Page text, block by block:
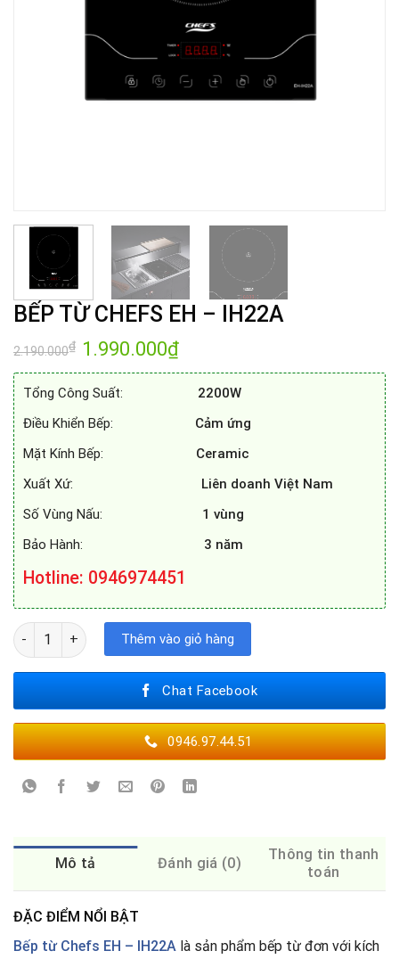
BẾP TỪ CHEFS EH – IH22A
2.190.000₫ Giá
gốc
là:
2.190.000₫.
1.990.000₫Giá
tại
1.990.000₫.
Tổng Công Suất:
2200W
Điều Khiển Bếp: Cảm ứng
Mặt Kính Bếp: Ceramic
Xuất Xứ:
Liên doanh Việt Nam
Số Vùng Nấu: 1 vùng
Bảo Hành: 3 năm
Hotline: 0946974451
BẾP TỪ CHEFS EH - IH22A số lượng
Thêm vào giỏ hàng
Chat Facebook
0946.97.44.51
Mô tả Đánh giá (0)
Thông tin thanh
toán
ĐẶC ĐIỂM NỔI BẬT
Bếp từ Chefs EH – IH22A là sản phẩm bếp từ đơn với kích